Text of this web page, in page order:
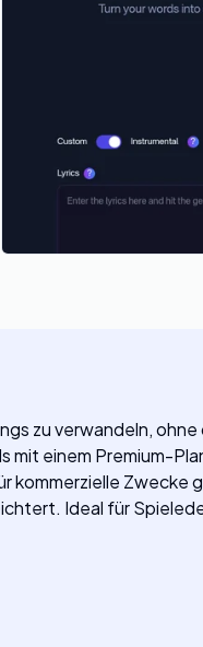
zu verwandeln,
einem Premium-
kommerzielle
Ideal für